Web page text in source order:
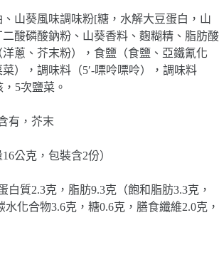
山葵風味調味粉[糖，水解大豆蛋白，山
酸磷酸鈉粉、山葵香料、麴糊精、脂肪酸
蔥、芥末粉），食鹽（食鹽、亞鐵氰化
），調味料（5′-嘌呤嘌呤），調味料
，5次鹽菜。
有，芥末
公克，包裝含2份）
白質2.3克，脂肪9.3克（飽和脂肪3.3克，
化合物3.6克，糖0.6克，膳食纖維2.0克，